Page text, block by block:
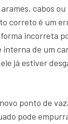
cabos ou
correto é um
incorreta
de um
já estiver
ponto de
pode